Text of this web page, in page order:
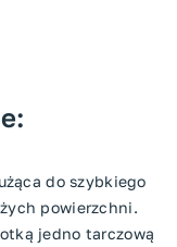
do szybkiego
powierzchni.
jedno tarczową